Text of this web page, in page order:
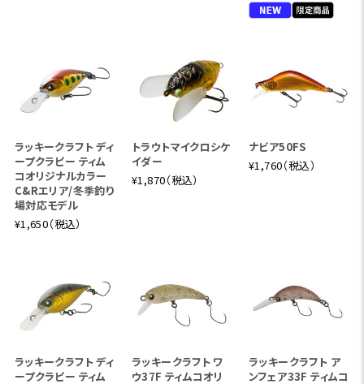
ラッキークラフト ディ
ープクラピー ティム
コオリジナルカラー
C&Rエリア/冬季釣り
場対応モデル
¥1,650（税込）
トラウトマイクロシケ
イダー
¥1,870（税込）
ナビア50FS
¥1,760（税込）
ラッキークラフト ディ
ープクラピー ティム
ラッキークラフト ワ
ウ37F ティムコオリ
ラッキークラフト ア
ンフェア33F ティムコ